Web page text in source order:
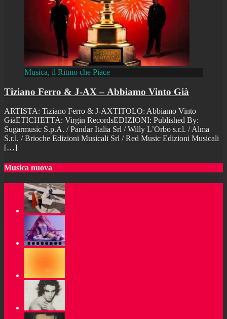
Musica, il Ritmo che Piace
Tiziano Ferro & J-AX – Abbiamo Vinto Già
ARTISTA: Tiziano Ferro & J-AXTITOLO: Abbiamo Vinto
GiàETICHETTA: Virgin RecordsEDIZIONI: Published By:
Sugarmusic S.p.A. / Pandar Italia Srl / Willy L’Orbo s.r.l. / Alma
S.r.l. / Brioche Edizioni Musicali Srl / Red Music Edizioni Musicali
[…]
Musica nuova